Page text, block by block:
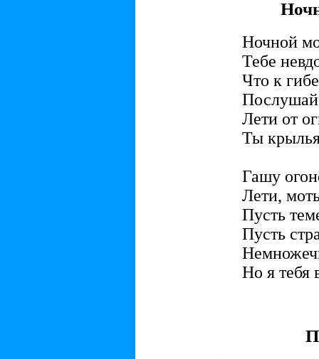
Ночной
Тебе
Что к
Лети от
Ты
Гашу
Лети,
Пусть
Пусть
Но я тебя